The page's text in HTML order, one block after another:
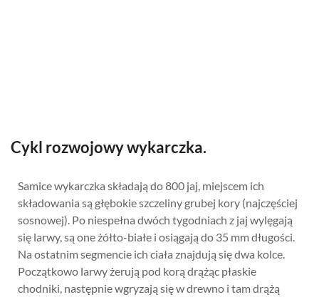
Cykl rozwojowy wykarczka.
Samice wykarczka składają do 800 jaj, miejscem ich
składowania są głębokie szczeliny grubej kory (najczęściej
sosnowej). Po niespełna dwóch tygodniach z jaj wylęgają
się larwy, są one żółto-białe i osiągają do 35 mm długości.
Na ostatnim segmencie ich ciała znajdują się dwa kolce.
Początkowo larwy żerują pod korą drążąc płaskie
chodniki, następnie wgryzają się w drewno i tam drążą